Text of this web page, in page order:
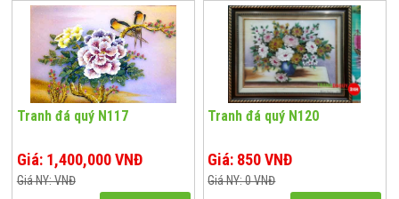
Tranh đá quý N117
Giá: 1,400,000 VNĐ
Giá NY: VNĐ
Tranh đá quý N120
Giá: 850 VNĐ
Giá NY: 0 VNĐ